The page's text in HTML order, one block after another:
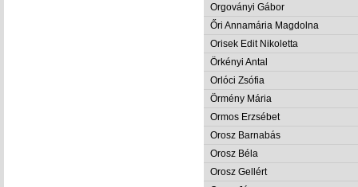
Orgoványi Gábor
Őri Annamária Magdolna
Orisek Edit Nikoletta
Örkényi Antal
Orlóci Zsófia
Örmény Mária
Ormos Erzsébet
Orosz Barnabás
Orosz Béla
Orosz Gellért